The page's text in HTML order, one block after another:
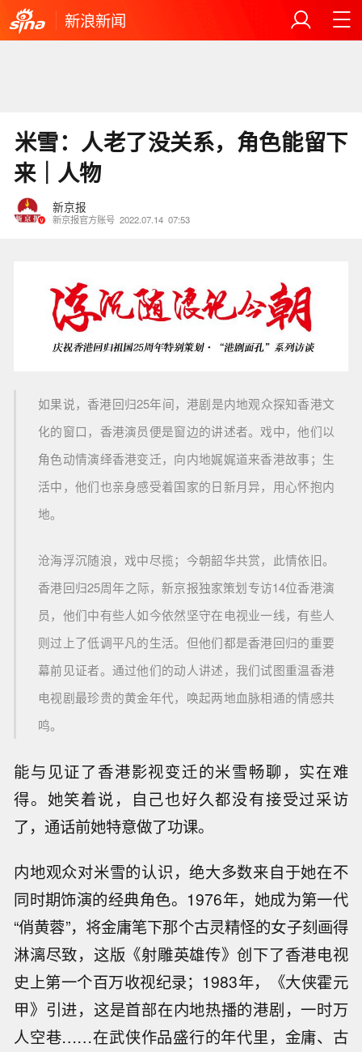
新浪新闻
​米雪：人老了没关系，角色能留下
来｜人物
新京报
新京报官方账号 2022.07.14 07:53
如果说，香港回归25年间，港剧是内地观众探知香港文
化的窗口，香港演员便是窗边的讲述者。戏中，他们以
角色动情演绎香港变迁，向内地娓娓道来香港故事；生
活中，他们也亲身感受着国家的日新月异，用心怀抱内
地。
沧海浮沉随浪，戏中尽揽；今朝韶华共赏，此情依旧。
香港回归25周年之际，新京报独家策划专访14位香港演
员，他们中有些人如今依然坚守在电视业一线，有些人
则过上了低调平凡的生活。但他们都是香港回归的重要
幕前见证者。通过他们的动人讲述，我们试图重温香港
电视剧最珍贵的黄金年代，唤起两地血脉相通的情感共
鸣。
能与见证了香港影视变迁的米雪畅聊，实在难
得。她笑着说，自己也好久都没有接受过采访
了，通话前她特意做了功课。
内地观众对米雪的认识，绝大多数来自于她在不
同时期饰演的经典角色。1976年，她成为第一代
“俏黄蓉”，将金庸笔下那个古灵精怪的女子刻画得
淋漓尽致，这版《射雕英雄传》创下了香港电视
史上第一个百万收视纪录；1983年，《大侠霍元
甲》引进，这是首部在内地热播的港剧，一时万
人空巷……在武侠作品盛行的年代里，金庸、古